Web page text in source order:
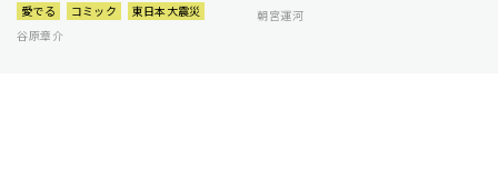
愛でる コミック
東日本大震災
谷原章介
朝宮運河